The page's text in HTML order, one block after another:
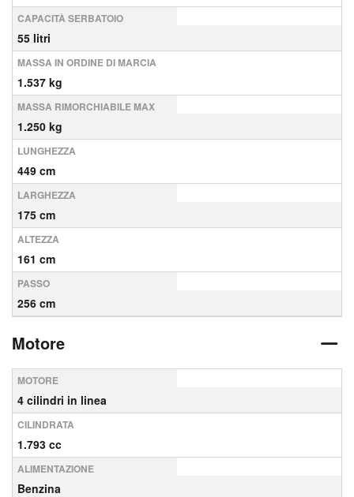
CAPACITÀ SERBATOIO
55 litri
MASSA IN ORDINE DI MARCIA
1.537 kg
MASSA RIMORCHIABILE MAX
1.250 kg
LUNGHEZZA
449 cm
LARGHEZZA
175 cm
ALTEZZA
161 cm
PASSO
256 cm
Motore
MOTORE
4 cilindri in linea
CILINDRATA
1.793 cc
ALIMENTAZIONE
Benzina